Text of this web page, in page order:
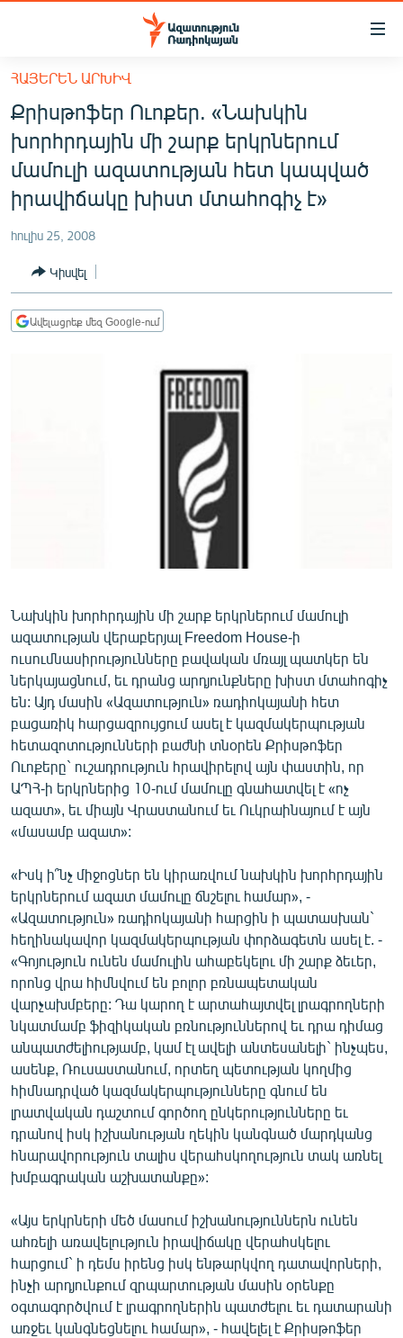
Մատչելիության
հիմնական
բովանդակությանը
Անցնել
հիմնական
մենյուին
Որոնում
ՀԱՅԱՍՏԱՆ
ՔԱՂԱՔԱԿԱՆ
ԸՆՏՐՈՒԹՅՈՒՆՆԵՐ 2026
ՏՆՏԵՍՈՒԹՅՈՒՆ
ՂԱՐԱԲԱՂ
ԱՐԽԻՎ
ՏԵՍԱՆՅՈՒԹԵՐ
ԲԱՆԱՎԵՃ
ՁԳՏԵԼՈՎ ԼԱՎԱԳՈՒՅՆԻՆ
ՓՈԴՔԱՍԹ
Հայերեն
English
ՀԵՏԵՎԵՔ ՄԵԶ
«Ազատության» բոլոր կայքերը
ՀԱՅԵՐԵՆ ԱՐԽԻՎ
Քրիսթոֆեր Ուոքեր. «Նախկին
խորհրդային մի շարք երկրներում
մամուլի ազատության հետ կապված
իրավիճակը խիստ մտահոգիչ է»
հուլիս 25, 2008
Կիսվել
Ավելացրեք մեզ Google-ում
Նախկին խորհրդային մի շարք երկրներում մամուլի
ազատության վերաբերյալ Freedom House-ի
ուսումնասիրությունները բավական մռայլ պատկեր են
ներկայացնում, եւ դրանց արդյունքները խիստ մտահոգիչ
են: Այդ մասին «Ազատություն» ռադիոկայանի հետ
բացառիկ հարցազրույցում ասել է կազմակերպության
հետազոտությունների բաժնի տնօրեն Քրիսթոֆեր
Ուոքերը` ուշադրություն հրավիրելով այն փաստին, որ
ԱՊՀ-ի երկրներից 10-ում մամուլը գնահատվել է «ոչ
ազատ», եւ միայն Վրաստանում եւ Ուկրաինայում է այն
«մասամբ ազատ»:
«Իսկ ի՞նչ միջոցներ են կիրառվում նախկին խորհրդային
երկրներում ազատ մամուլը ճնշելու համար», -
«Ազատություն» ռադիոկայանի հարցին ի պատասխան`
հեղինակավոր կազմակերպության փորձագետն ասել է. -
«Գոյություն ունեն մամուլին ահաբեկելու մի շարք ձեւեր,
որոնց վրա հիմնվում են բոլոր բռնապետական
վարչախմբերը: Դա կարող է արտահայտվել լրագրողների
նկատմամբ ֆիզիկական բռնություններով եւ դրա դիմաց
անպատժելիությամբ, կամ էլ ավելի անտեսանելի` ինչպես,
ասենք, Ռուսաստանում, որտեղ պետության կողմից
հիմնադրված կազմակերպությունները գնում են
լրատվական դաշտում գործող ընկերությունները եւ
դրանով իսկ իշխանության ղեկին կանգնած մարդկանց
հնարավորություն տալիս վերահսկողություն տակ առնել
խմբագրական աշխատանքը»:
«Այս երկրների մեծ մասում իշխանություններն ունեն
ահռելի առավելություն իրավիճակը վերահսկելու
հարցում` ի դեմս իրենց իսկ ենթարկվող դատավորների,
ինչի արդյունքում զրպարտության մասին օրենքը
օգտագործվում է լրագրողներին պատժելու եւ դատարանի
առջեւ կանգնեցնելու համար», - հավելել է Քրիսթոֆեր